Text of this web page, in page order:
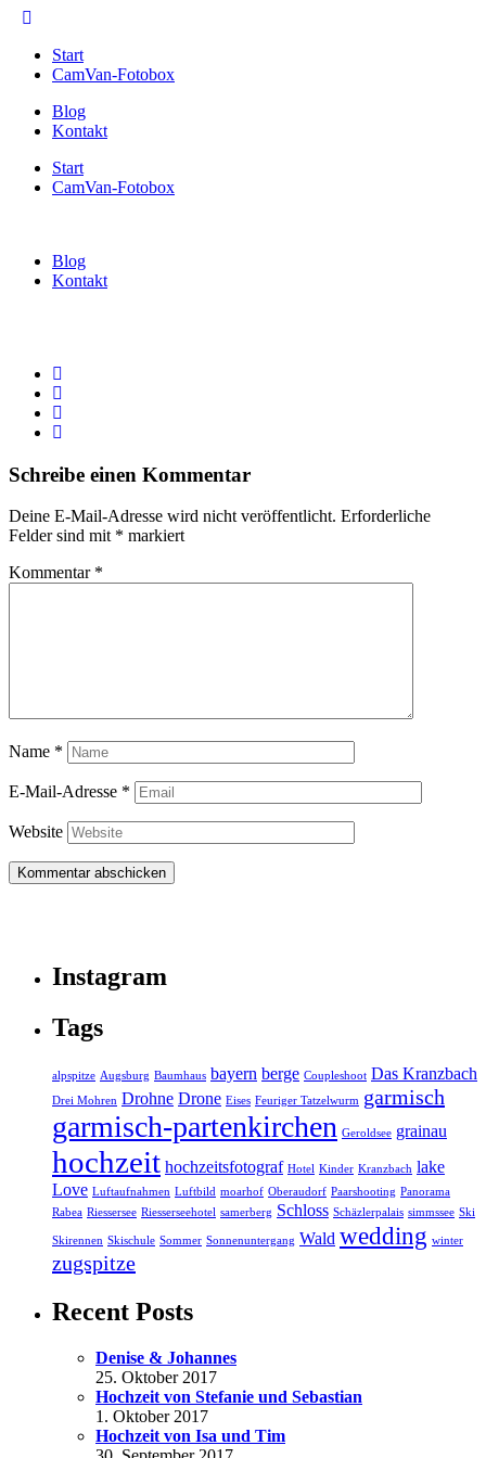
Start
CamVan-Fotobox
Blog
Kontakt
Start
CamVan-Fotobox
Blog
Kontakt
Schreibe einen Kommentar
Deine E-Mail-Adresse wird nicht veröffentlicht. Erforderliche
Felder sind mit * markiert
Kommentar *
Name *
E-Mail-Adresse *
Website
Instagram
Tags
alpspitze Augsburg Baumhaus bayern berge Coupleshoot Das Kranzbach
Drei Mohren Drohne Drone Eises Feuriger Tatzelwurm garmisch
garmisch-partenkirchen Geroldsee grainau
hochzeit hochzeitsfotograf Hotel Kinder Kranzbach lake
Love Luftaufnahmen Luftbild moarhof Oberaudorf Paarshooting Panorama
Rabea Riessersee Riesserseehotel samerberg Schloss Schäzlerpalais simmssee Ski
Skirennen Skischule Sommer Sonnenuntergang Wald wedding winter
zugspitze
Recent Posts
Denise & Johannes
25. Oktober 2017
Hochzeit von Stefanie und Sebastian
1. Oktober 2017
Hochzeit von Isa und Tim